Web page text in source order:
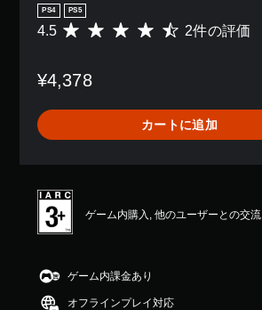
PS4 PS5
評
は
、
平
均
は
段
の
4.5 2件の評価
¥4,378
カートに追加
ゲーム内購入, 他のユーザーとの交流
ゲーム内課金あり
オフラインプレイ対応